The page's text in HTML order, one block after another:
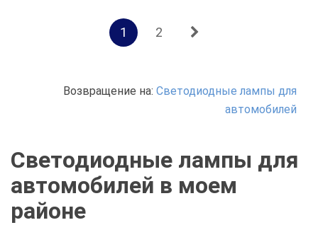
1 2
Возвращение на: Светодиодные лампы для
автомобилей
Светодиодные лампы для
автомобилей в моем
районе